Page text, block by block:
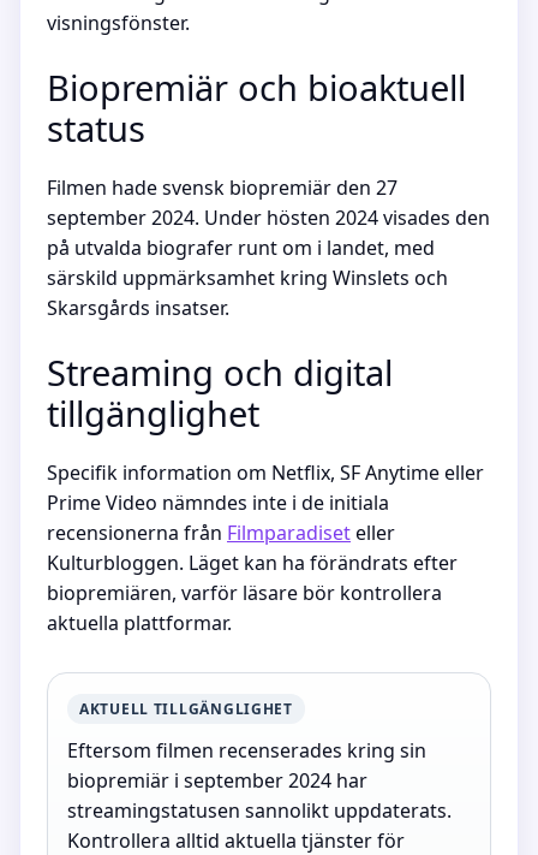
visningsfönster.
Biopremiär och bioaktuell
status
Filmen hade svensk biopremiär den 27
september 2024. Under hösten 2024 visades den
på utvalda biografer runt om i landet, med
särskild uppmärksamhet kring Winslets och
Skarsgårds insatser.
Streaming och digital
tillgänglighet
Specifik information om Netflix, SF Anytime eller
Prime Video nämndes inte i de initiala
recensionerna från Filmparadiseteller
Kulturbloggen. Läget kan ha förändrats efter
biopremiären, varför läsare bör kontrollera
aktuella plattformar.
AKTUELL TILLGÄNGLIGHET
Eftersom filmen recenserades kring sin
biopremiär i september 2024 har
streamingstatusen sannolikt uppdaterats.
Kontrollera alltid aktuella tjänster för